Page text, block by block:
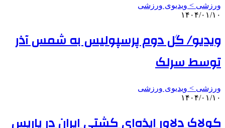
ورزشی > ویدیوی ورزشی
۱۴۰۴/۰۱/۱۰
ویدیو/ گل دوم پرسپولیس به شمس آذر
توسط سرلک
ورزشی > ویدیوی ورزشی
۱۴۰۴/۰۱/۱۰